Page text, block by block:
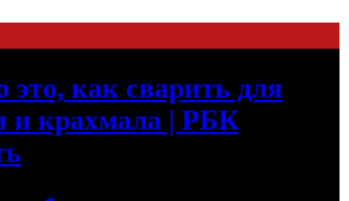
это, как сварить для
и крахмала | РБК